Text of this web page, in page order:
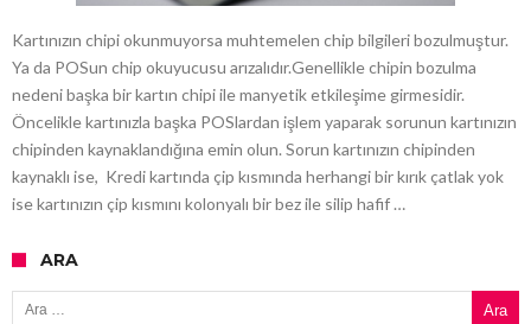
Kartınızın chipi okunmuyorsa muhtemelen chip bilgileri bozulmuştur.
Ya da POSun chip okuyucusu arızalıdır.Genellikle chipin bozulma
nedeni başka bir kartın chipi ile manyetik etkileşime girmesidir.
Öncelikle kartınızla başka POSlardan işlem yaparak sorunun kartınızın
chipinden kaynaklandığına emin olun. Sorun kartınızın chipinden
kaynaklı ise, Kredi kartında çip kısmında herhangi bir kırık çatlak yok
ise kartınızın çip kısmını kolonyalı bir bez ile silip hafif …
ARA
Arama: